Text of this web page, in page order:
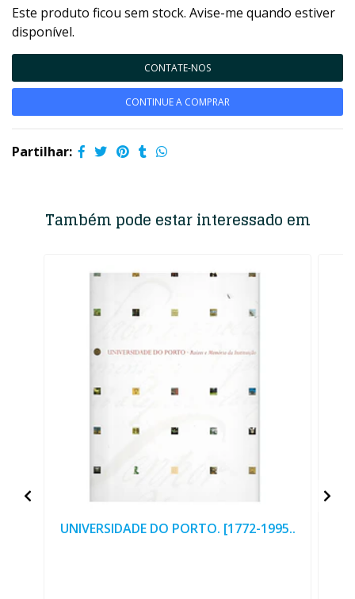
Este produto ficou sem stock. Avise-me quando estiver
disponível.
CONTATE-NOS
CONTINUE A COMPRAR
Partilhar:
Também pode estar interessado em
UNIVERSIDADE DO PORTO. [1772-1995..